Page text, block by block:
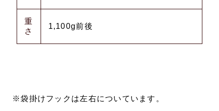
重
さ
1,100g前後
※袋掛けフックは左右についています。